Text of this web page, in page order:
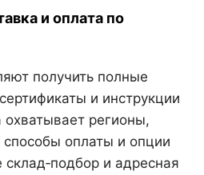
и оплата по
получить полные
и инструкции
регионы,
оплаты и опции
и адресная